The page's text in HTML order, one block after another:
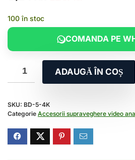
100 în stoc
COMANDA PE
ADAUGĂ ÎN COȘ
SKU: BD-5-4K
Categorie Accesorii supraveghere video